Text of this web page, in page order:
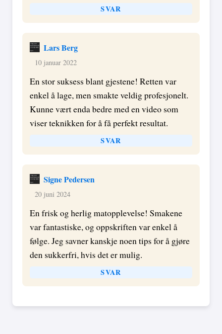
SVAR
Lars Berg
10 januar 2022
En stor suksess blant gjestene! Retten var
enkel å lage, men smakte veldig profesjonelt.
Kunne vært enda bedre med en video som
viser teknikken for å få perfekt resultat.
SVAR
Signe Pedersen
20 juni 2024
En frisk og herlig matopplevelse! Smakene
var fantastiske, og oppskriften var enkel å
følge. Jeg savner kanskje noen tips for å gjøre
den sukkerfri, hvis det er mulig.
SVAR